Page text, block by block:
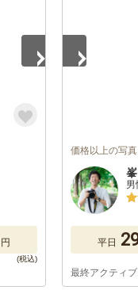
円
価格以上の写
平日
最終アクティ